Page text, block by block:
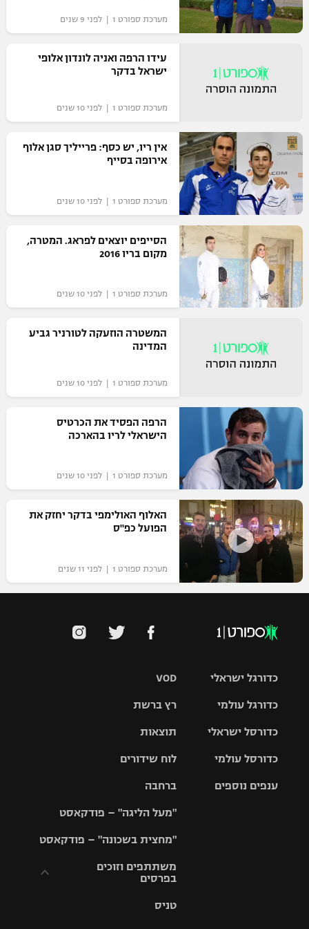
"מחצית בשכונה" – פודקאסט
משתתפים וזוכים בפרסים
תקנון משתתפים וזוכים בפרסים
תקנון עבור פעילות אלקטרה
תקנון עבור פעילות ספורט 1 – "מרלן"
גיימינג E-Sports
תנאי שימוש
מדיניות פרטיות
תקנון פעילות ספורט 1
הצטרפות לחבילת הערוצים
תגיות
המגזין
אופניים
כדורמים
בייסבול MLB
ספורט אתגרי ואקסטרים
אומנויות לחימה
גיימינג E-Sports
מערכת ספורט 1 | לפני 9 שנים
עידו הרפה ואניה לונדון אלופי
ישראל בדקר
מערכת ספורט 1 | לפני 10 שנים
אין ריו, יש כסף: פרייליך סגן אלוף
אירופה בסייף
מערכת ספורט 1 | לפני 10 שנים
הסייפים יוצאים לפראג. המטרה,
מקום בריו 2016
מערכת ספורט 1 | לפני 10 שנים
המשטרה הוזעקה לטורניר גביע
המדינה
מערכת ספורט 1 | לפני 10 שנים
הרפה הפסיד את הכרטיס
הישראלי לריו בהארכה
מערכת ספורט 1 | לפני 10 שנים
האלוף האולימפי בדקר יחזק את
הפועל כפ"ס
מערכת ספורט 1 | לפני 11 שנים
VOD
רץ ברשת
תוצאות
לוח שידורים
ברחבה
"מעל הליגה" – פודקאסט
"מחצית בשכונה" – פודקאסט
משתתפים וזוכים
בפרסים
טניס
כדורגל ישראלי
גביע הטוטו
כדורגל עולמי
האלופות
ליגה
כדורסל ישראלי
סל
כדורסל עולמי
ענפים נוספים